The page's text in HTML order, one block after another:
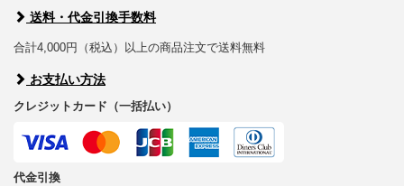
送料・代金引換手数料
合計4,000円（税込）以上の商品注文で送料無料
お支払い方法
クレジットカード（一括払い）
代金引換